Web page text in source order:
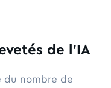
de l'IA
du nombre de